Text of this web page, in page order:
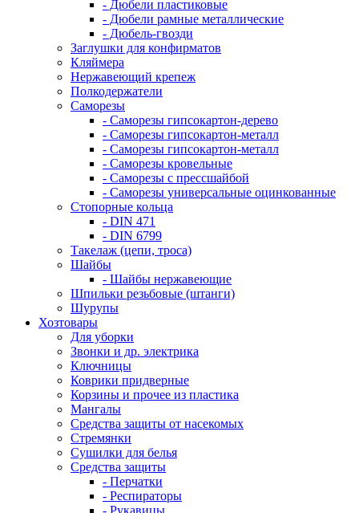
- Дюбели пластиковые
- Дюбели рамные металлические
- Дюбель-гвозди
Заглушки для конфирматов
Кляймера
Нержавеющий крепеж
Полкодержатели
Саморезы
- Саморезы гипсокартон-дерево
- Саморезы гипсокартон-металл
- Саморезы гипсокартон-металл
- Саморезы кровельные
- Саморезы с прессшайбой
- Саморезы универсальные оцинкованные
Стопорные кольца
- DIN 471
- DIN 6799
Такелаж (цепи, троса)
Шайбы
- Шайбы нержавеющие
Шпильки резьбовые (штанги)
Шурупы
Хозтовары
Для уборки
Звонки и др. электрика
Ключницы
Коврики придверные
Корзины и прочее из пластика
Мангалы
Средства защиты от насекомых
Стремянки
Сушилки для белья
Средства защиты
- Перчатки
- Респираторы
- Рукавицы